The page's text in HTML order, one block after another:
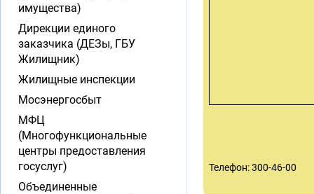
Телефон: 300-46-00
имущества)
Дирекции единого
заказчика (ДЕЗы, ГБУ
Жилищник)
Жилищные инспекции
Мосэнергосбыт
МФЦ
(Многофункциональные
центры предоставления
госуслуг)
Объединенные